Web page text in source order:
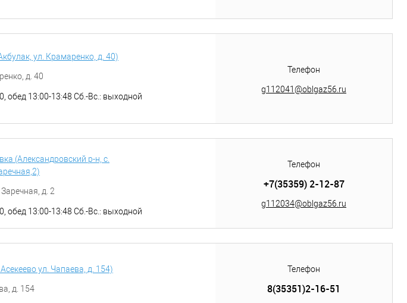
ул. Крамаренко, д. 40)
д. 40
обед 13:00-13:48 Сб.-Вс.: выходной
Телефон
g112041@oblgaz56.ru
(Александровский р-н, с.
д. 2
обед 13:00-13:48 Сб.-Вс.: выходной
Телефон
+7(35359) 2-12-87
g112034@oblgaz56.ru
ул. Чапаева, д. 154)
д. 154
Телефон
8(35351)2-16-51